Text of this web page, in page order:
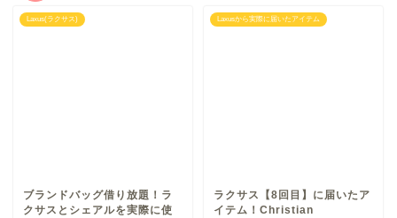
Laxus(ラクサス)
ブランドバッグ借り放題！ラ
クサスとシェアルを実際に使
Laxusから実際に届いたアイテム
ラクサス【8回目】に届いたア
イテム！Christian